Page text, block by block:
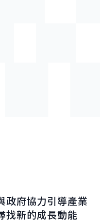
政府協力引導產業
找新的成長動能